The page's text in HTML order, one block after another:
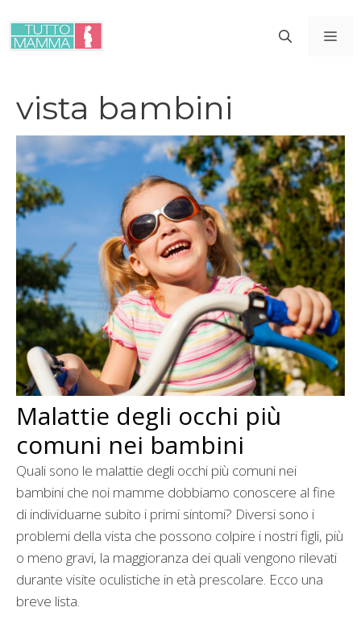
contenuto
vista bambini
Malattie degli occhi più
comuni nei bambini
Quali sono le malattie degli occhi più comuni nei
bambini che noi mamme dobbiamo conoscere al fine
di individuarne subito i primi sintomi? Diversi sono i
problemi della vista che possono colpire i nostri figli, più
o meno gravi, la maggioranza dei quali vengono rilevati
durante visite oculistiche in età prescolare. Ecco una
breve lista.